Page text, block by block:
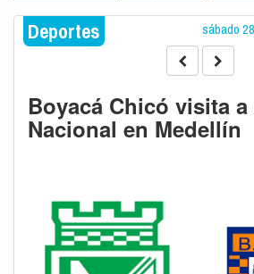
Deportes sábado
Boyacá Chicó visita
Nacional en Medellín